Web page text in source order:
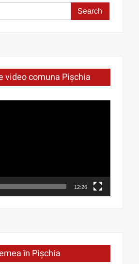
Search
for:
video comuna Pișchia
12:26
în Pișchia